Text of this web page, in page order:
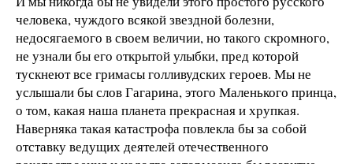
человека, чуждого всякой звездной болезни,
недосягаемого в своем величии, но такого скромного,
не узнали бы его открытой улыбки, пред которой
тускнеют все гримасы голливудских героев. Мы не
услышали бы слов Гагарина, этого Маленького принца,
о том, какая наша планета прекрасная и хрупкая.
Наверняка такая катастрофа повлекла бы за собой
отставку ведущих деятелей отечественного